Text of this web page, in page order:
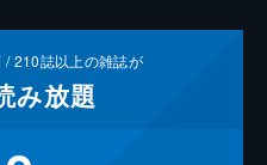
/210誌以上の雑誌が
み放題